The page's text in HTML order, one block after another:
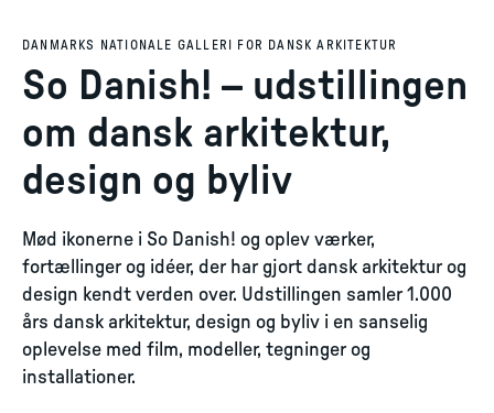
DANMARKS NATIONALE GALLERI FOR DANSK ARKITEKTUR
So Danish! – udstillingen
om dansk arkitektur,
design og byliv
Mød ikonerne i So Danish! og oplev værker,
fortællinger og idéer, der har gjort dansk arkitektur og
design kendt verden over. Udstillingen samler 1.000
års dansk arkitektur, design og byliv i en sanselig
oplevelse med film, modeller, tegninger og
installationer.